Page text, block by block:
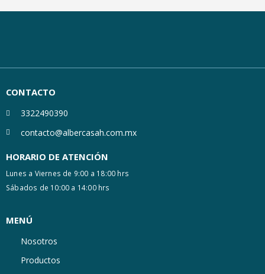
CONTACTO
3322490390
contacto@albercasah.com.mx
HORARIO DE ATENCIÓN
Lunes a Viernes de 9:00 a 18:00 hrs
Sábados de 10:00 a 14:00 hrs
MENÚ
Nosotros
Productos